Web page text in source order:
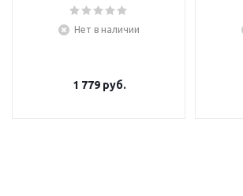
Нет в наличии
1 779руб.